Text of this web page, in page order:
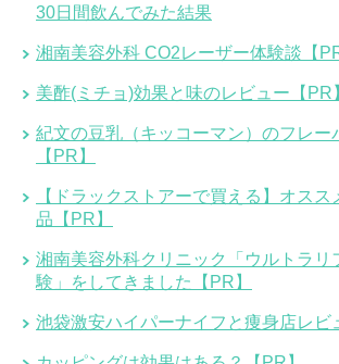
30日間飲んでみた結果
湘南美容外科 CO2レーザー体験談【PR
美酢(ミチョ)効果と味のレビュー【PR
紀文の豆乳（キッコーマン）のフレー
【PR】
【ドラックストアーで買える】オスス
品【PR】
湘南美容外科クリニック「ウルトラリ
験」をしてきました【PR】
池袋激安ハイパーナイフと痩身店レビ